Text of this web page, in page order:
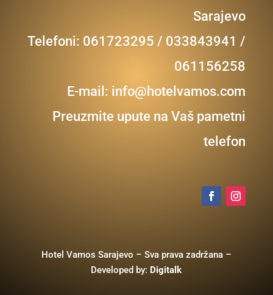
Sarajevo
Telefoni: 061723295 / 033843941 /
061156258
E-mail: info@hotelvamos.com
Preuzmite upute na Vaš pametni
telefon
Hotel Vamos Sarajevo – Sva prava zadržana –
Developed by: Digitalk